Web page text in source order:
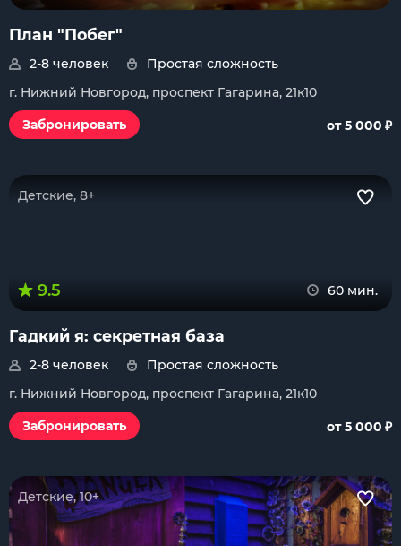
План "Побег"
2-8 человек
Простая сложность
г. Нижний Новгород, проспект Гагарина, 21к10
Забронировать
от 5 000 ₽
Детские, 8+
9.5 60 мин.
Гадкий я: секретная база
2-8 человек
Простая сложность
г. Нижний Новгород, проспект Гагарина, 21к10
Забронировать
от 5 000 ₽
Детские, 10+